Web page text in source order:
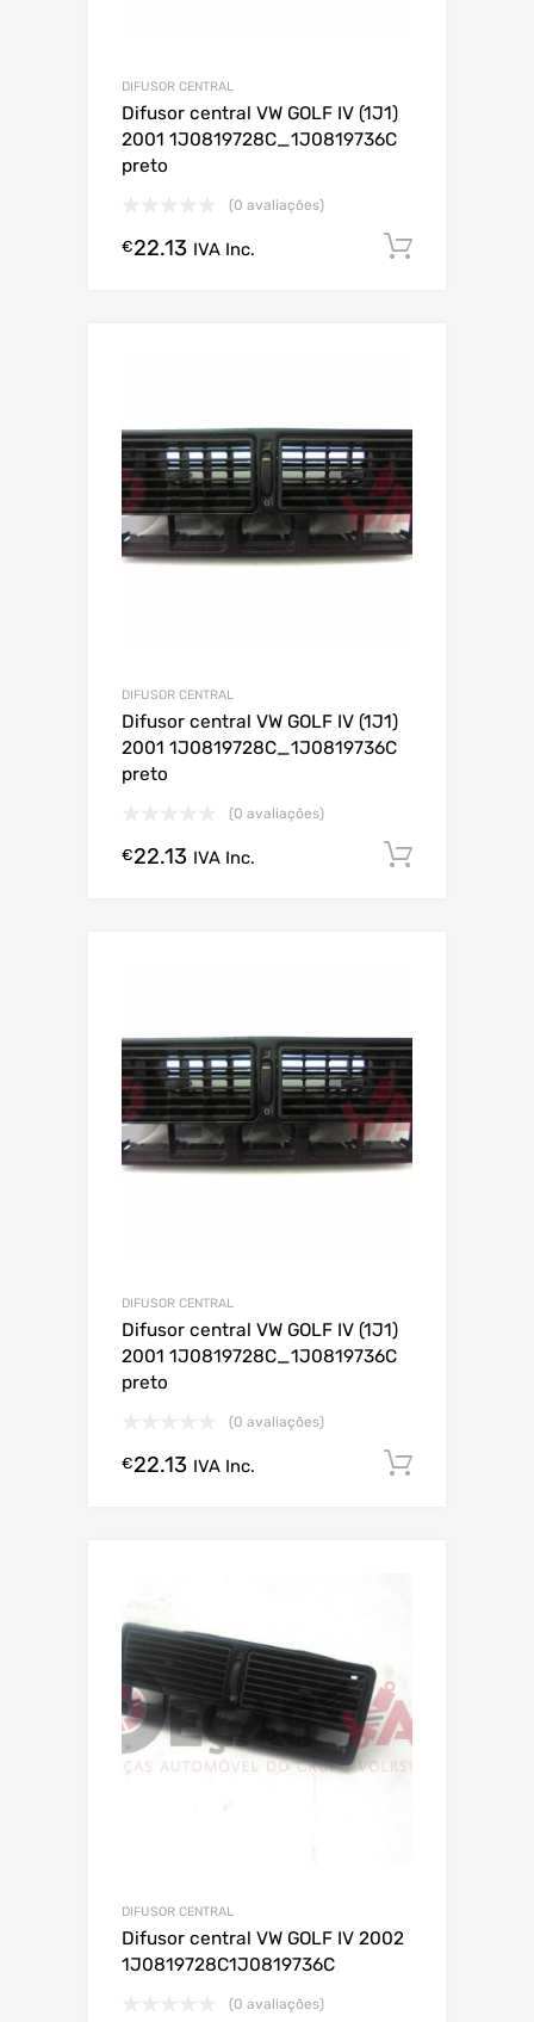
DIFUSOR CENTRAL
Difusor central VW GOLF IV (1J1)
2001 1J0819728C_1J0819736C
preto
(0 avaliações)
€22.13 IVA Inc.
DIFUSOR CENTRAL
Difusor central VW GOLF IV (1J1)
2001 1J0819728C_1J0819736C
preto
(0 avaliações)
€22.13 IVA Inc.
DIFUSOR CENTRAL
Difusor central VW GOLF IV (1J1)
2001 1J0819728C_1J0819736C
preto
(0 avaliações)
€22.13 IVA Inc.
DIFUSOR CENTRAL
Difusor central VW GOLF IV 2002
1J0819728C1J0819736C
(0 avaliações)